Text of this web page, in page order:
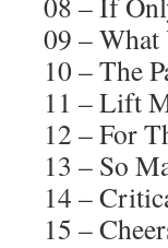
09 – What
10 – The
11 – Lift
12 – For
13 – So
14 –
15 –